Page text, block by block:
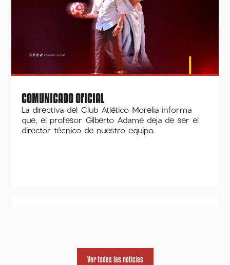
COMUNICADO OFICIAL
La directiva del Club Atlético Morelia informa
que, el profesor Gilberto Adame deja de ser el
director técnico de nuestro equipo.
Ver todas las noticias